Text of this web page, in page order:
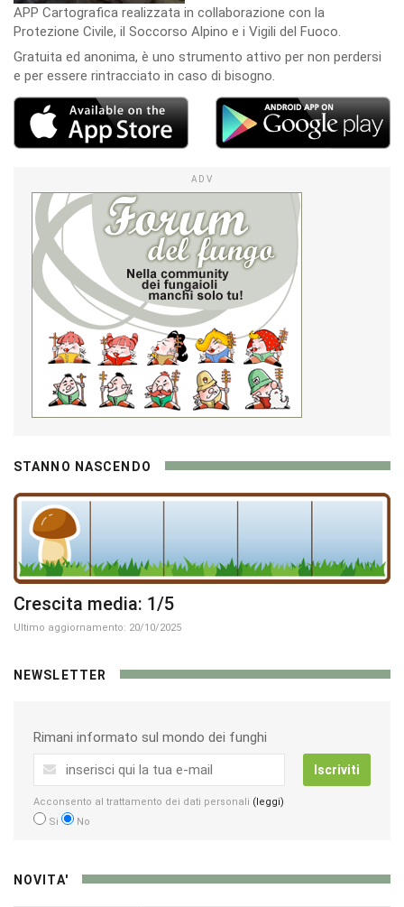
APP Cartografica realizzata in collaborazione con la
Protezione Civile, il Soccorso Alpino e i Vigili del Fuoco.
Gratuita ed anonima, è uno strumento attivo per non perdersi
e per essere rintracciato in caso di bisogno.
ADV
STANNO NASCENDO
Crescita media: 1/5
Ultimo aggiornamento: 20/10/2025
NEWSLETTER
Rimani informato sul mondo dei funghi
Iscriviti
Acconsento al trattamento dei dati personali (leggi)
Si
No
NOVITA'